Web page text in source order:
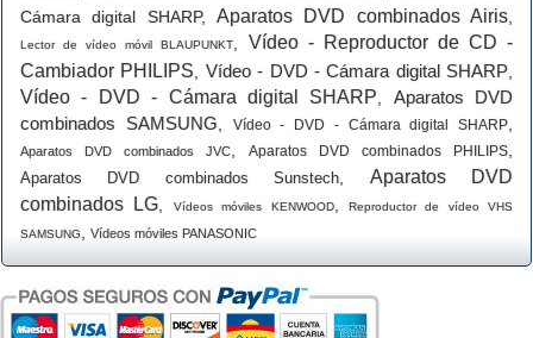
Cámara digital SHARP,Aparatos DVD combinados Airis
Lector de vídeo móvil BLAUPUNKT
Vídeo - Reproductor de CD -
Cambiador PHILIPS
Vídeo - DVD - Cámara digital SHARP
Vídeo - DVD - Cámara digital SHARP
Aparatos DVD
combinados SAMSUNG
Vídeo - DVD - Cámara digital SHARP
Aparatos DVD combinados JVC Aparatos DVD combinados PHILIPS
Aparatos DVD combinados Sunstech
Aparatos DVD
combinados LG
Vídeos móviles KENWOOD, Reproductor de vídeo VHS
SAMSUNG Vídeos móviles PANASONIC